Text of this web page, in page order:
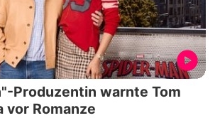
Produzentin warnte Tom
vor Romanze